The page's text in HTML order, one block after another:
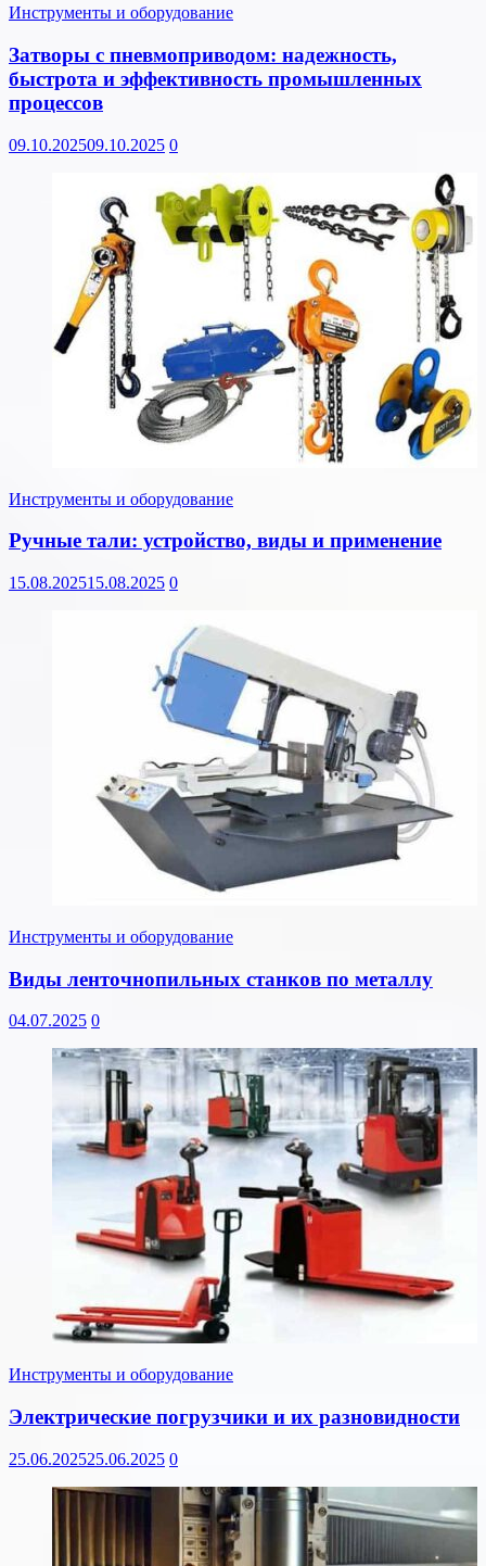
Инструменты и оборудование
Затворы с пневмоприводом: надежность,
быстрота и эффективность промышленных
процессов
09.10.202509.10.2025 0
Инструменты и оборудование
Ручные тали: устройство, виды и применение
15.08.202515.08.2025 0
Инструменты и оборудование
Виды ленточнопильных станков по металлу
04.07.2025 0
Инструменты и оборудование
Электрические погрузчики и их разновидности
25.06.202525.06.2025 0